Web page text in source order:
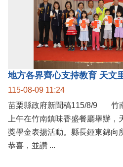
115-08-09 11:24
苗栗縣政府新聞稿115/8/9 竹南鎮天文里辦公處今(9)日
上午在竹南鎮味香盛餐廳舉辦
獎學金表揚活動。縣長鍾東錦向
恭喜，並讚 ...